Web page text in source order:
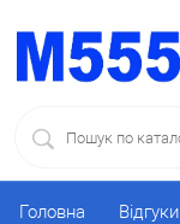
Головна Відгуки